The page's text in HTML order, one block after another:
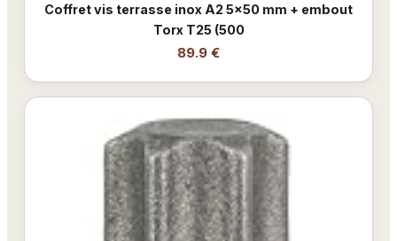
Coffret vis terrasse inox A2 5x50 mm + embout
Torx T25 (500
89.9 €